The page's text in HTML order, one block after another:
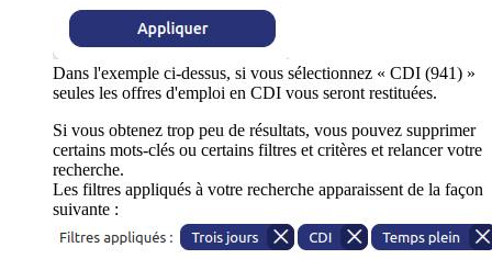
Dans l'exemple ci-dessus, si vous sélectionnez « CDI (941) »
seules les offres d'emploi en CDI vous seront restituées.
Si vous obtenez trop peu de résultats, vous pouvez supprimer
certains mots-clés ou certains filtres et critères et relancer votre
recherche.
Les filtres appliqués à votre recherche apparaissent de la façon
suivante :